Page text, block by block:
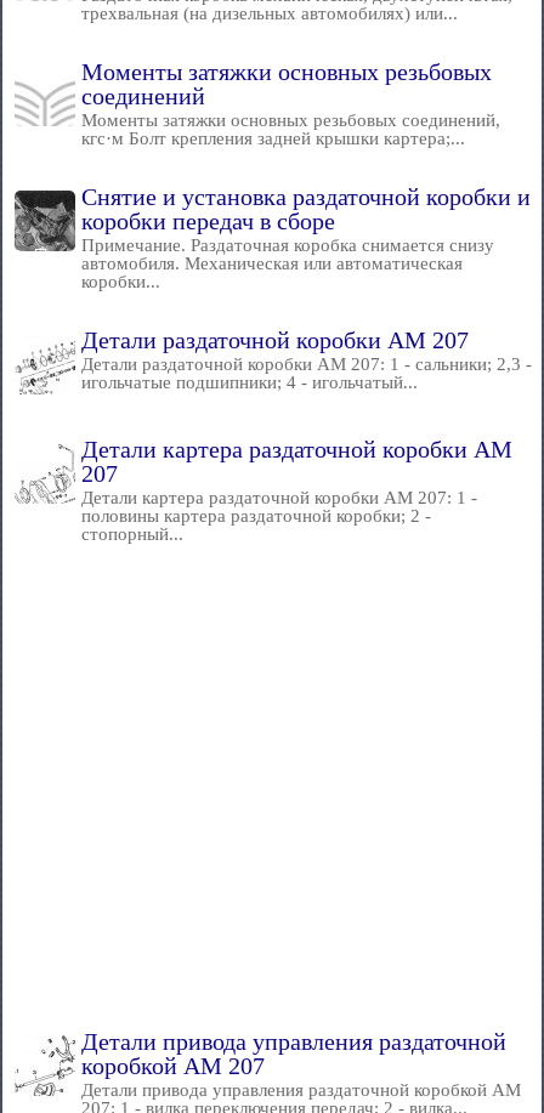
трехвальная (на дизельных автомобилях) или...
Моменты затяжки основных резьбовых
соединений
Моменты затяжки основных резьбовых соединений,
кгс·м Болт крепления задней крышки картера;...
Снятие и установка раздаточной коробки и
коробки передач в сборе
Примечание. Раздаточная коробка снимается снизу
автомобиля. Механическая или автоматическая
коробки...
Детали раздаточной коробки AM 207
Детали раздаточной коробки AM 207: 1 - сальники; 2,3 -
игольчатые подшипники; 4 - игольчатый...
Детали картера раздаточной коробки AM
207
Детали картера раздаточной коробки AM 207: 1 -
половины картера раздаточной коробки; 2 -
стопорный...
Детали привода управления раздаточной
коробкой AM 207
Детали привода управления раздаточной коробкой AM
207: 1 - вилка переключения передач; 2 - вилка...